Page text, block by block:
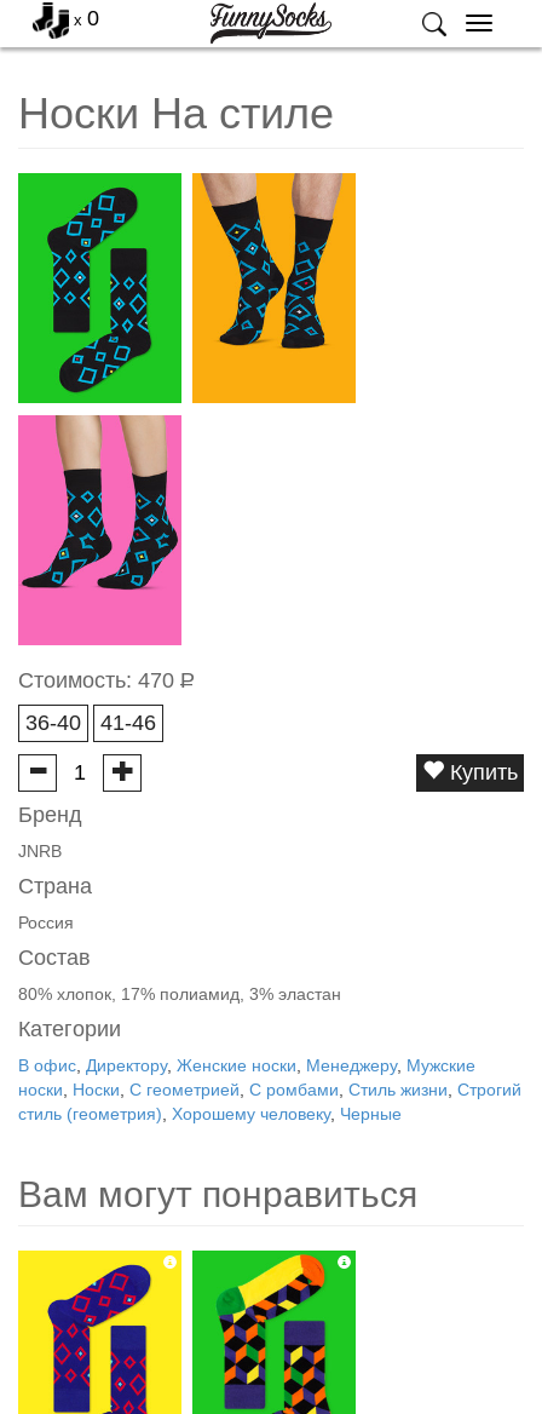
Меню
x 0
Носки На стиле
Стоимость: 470 Р
36-40
41-46
Купить
Бренд
JNRB
Страна
Россия
Состав
80% хлопок, 17% полиамид, 3% эластан
Категории
В офис Директору, Женские носки Менеджеру, Мужские
носки
Носки С геометрией С ромбами Стиль жизни Строгий
стиль (геометрия)
Хорошему человеку, Черные
Вам могут понравиться